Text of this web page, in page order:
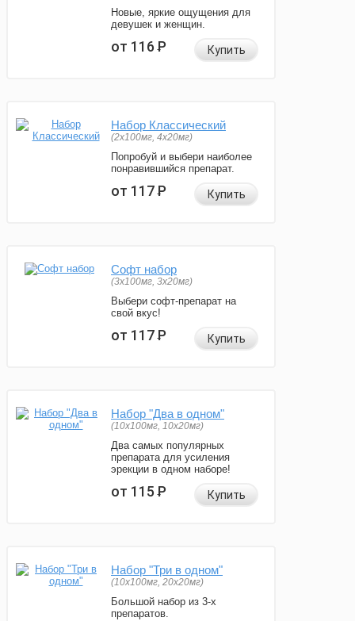
Новые, яркие ощущения для
девушек и женщин.
от 116Р Купить
Набор Классический
(2x100мг, 4x20мг)
Попробуй и выбери наиболее
понравившийся препарат.
от 117Р Купить
Софт набор
(3x100мг, 3x20мг)
Выбери софт-препарат на
свой вкус!
от 117Р Купить
Набор "Два в одном"
(10x100мг, 10x20мг)
Два самых популярных
препарата для усиления
эрекции в одном наборе!
от 115Р Купить
Набор "Три в одном"
(10x100мг, 20x20мг)
Большой набор из 3-х
препаратов.